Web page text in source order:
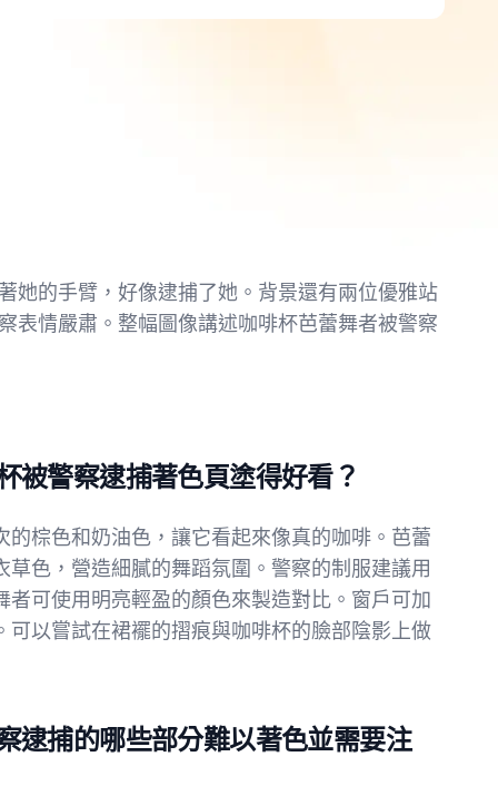
她的手臂，好像逮捕了她。背景還有兩位優雅站
表情嚴肅。整幅圖像講述咖啡杯芭蕾舞者被警察
被警察逮捕著色頁塗得好看？
棕色和奶油色，讓它看起來像真的咖啡。芭蕾
色，營造細膩的舞蹈氛圍。警察的制服建議用
可使用明亮輕盈的顏色來製造對比。窗戶可加
以嘗試在裙襬的摺痕與咖啡杯的臉部陰影上做
逮捕的哪些部分難以著色並需要注